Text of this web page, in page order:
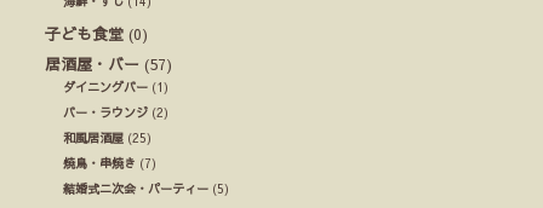
子ども食堂 (0)
居酒屋・バー (57)
ダイニングバー (1)
バー・ラウンジ (2)
和風居酒屋 (25)
焼鳥・串焼き (7)
結婚式ニ次会・パーティー (5)